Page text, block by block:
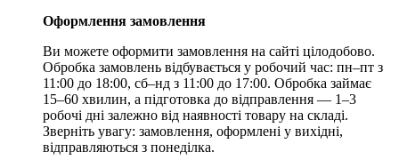
Оформлення замовлення
Ви можете оформити замовлення на сайті цілодобово.
Обробка замовлень відбувається у робочий час: пн–пт з
11:00 до 18:00, сб–нд з 11:00 до 17:00. Обробка займає
15–60 хвилин, а підготовка до відправлення — 1–3
робочі дні залежно від наявності товару на складі.
Зверніть увагу: замовлення, оформлені у вихідні,
відправляються з понеділка.